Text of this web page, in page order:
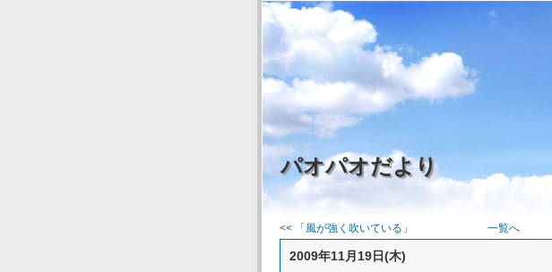
パオパオだより
<< 「風が強く吹いている」 一覧へ
2009年11月19日(木)